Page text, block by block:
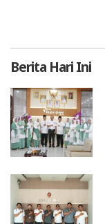
Berita Hari Ini